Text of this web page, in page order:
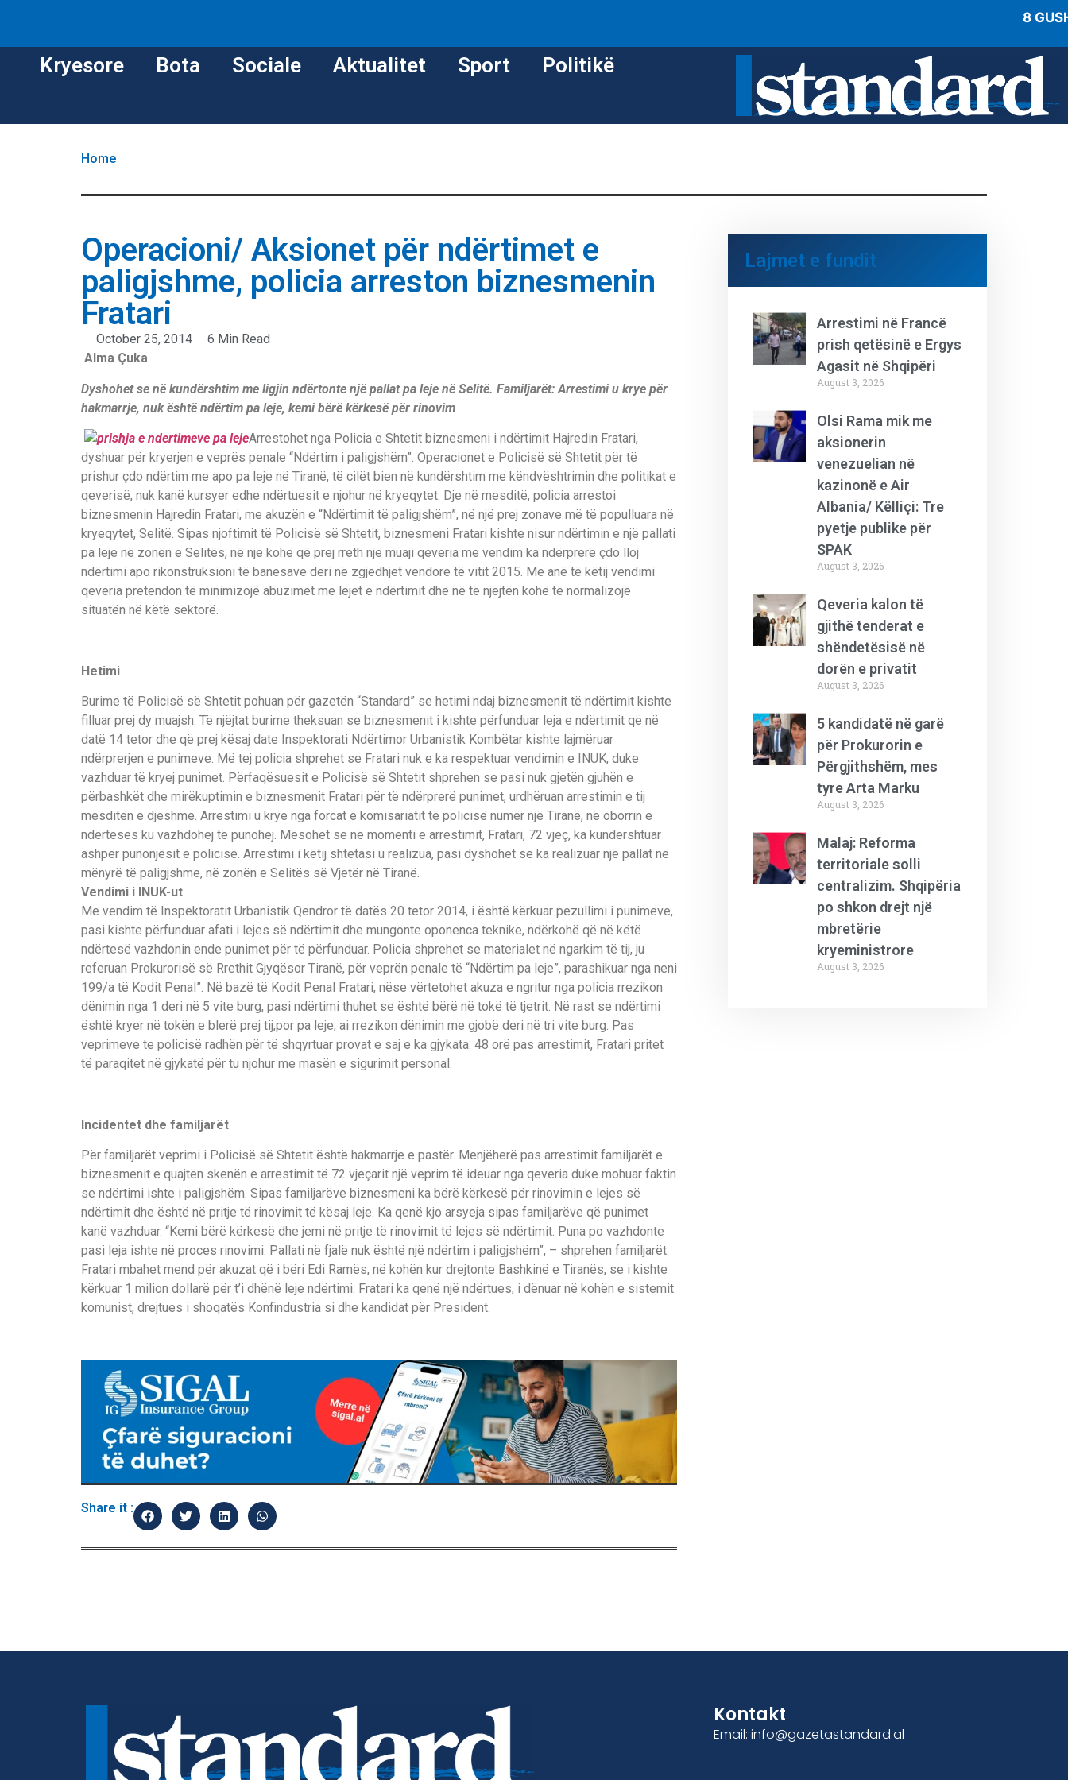
8
Kryesore Bota Sociale Aktualitet Sport Politikë
Home
Operacioni/ Aksionet për ndërtimet e
paligjshme, policia arreston biznesmenin
Fratari
October 25, 2014
6 Min Read
Alma Çuka
Dyshohet se në kundërshtim me ligjin ndërtonte një pallat pa leje në Selitë. Familjarët: Arrestimi u krye për
hakmarrje, nuk është ndërtim pa leje, kemi bërë kërkesë për rinovim
Arrestohet nga Policia e Shtetit biznesmeni i ndërtimit Hajredin Fratari,
dyshuar për kryerjen e veprës penale “Ndërtim i paligjshëm”. Operacionet e Policisë së Shtetit për të
prishur çdo ndërtim me apo pa leje në Tiranë, të cilët bien në kundërshtim me këndvështrimin dhe politikat e
qeverisë, nuk kanë kursyer edhe ndërtuesit e njohur në kryeqytet. Dje në mesditë, policia arrestoi
biznesmenin Hajredin Fratari, me akuzën e “Ndërtimit të paligjshëm”, në një prej zonave më të populluara në
kryeqytet, Selitë. Sipas njoftimit të Policisë së Shtetit, biznesmeni Fratari kishte nisur ndërtimin e një pallati
pa leje në zonën e Selitës, në një kohë që prej rreth një muaji qeveria me vendim ka ndërprerë çdo lloj
ndërtimi apo rikonstruksioni të banesave deri në zgjedhjet vendore të vitit 2015. Me anë të këtij vendimi
qeveria pretendon të minimizojë abuzimet me lejet e ndërtimit dhe në të njëjtën kohë të normalizojë
situatën në këtë sektorë.
Hetimi
Burime të Policisë së Shtetit pohuan për gazetën “Standard” se hetimi ndaj biznesmenit të ndërtimit kishte
filluar prej dy muajsh. Të njëjtat burime theksuan se biznesmenit i kishte përfunduar leja e ndërtimit që në
datë 14 tetor dhe që prej kësaj date Inspektorati Ndërtimor Urbanistik Kombëtar kishte lajmëruar
ndërprerjen e punimeve. Më tej policia shprehet se Fratari nuk e ka respektuar vendimin e INUK, duke
vazhduar të kryej punimet. Përfaqësuesit e Policisë së Shtetit shprehen se pasi nuk gjetën gjuhën e
përbashkët dhe mirëkuptimin e biznesmenit Fratari për të ndërprerë punimet, urdhëruan arrestimin e tij
mesditën e djeshme. Arrestimi u krye nga forcat e komisariatit të policisë numër një Tiranë, në oborrin e
ndërtesës ku vazhdohej të punohej. Mësohet se në momenti e arrestimit, Fratari, 72 vjeç, ka kundërshtuar
ashpër punonjësit e policisë. Arrestimi i këtij shtetasi u realizua, pasi dyshohet se ka realizuar një pallat në
mënyrë të paligjshme, në zonën e Selitës së Vjetër në Tiranë.
Vendimi i INUK-ut
Me vendim të Inspektoratit Urbanistik Qendror të datës 20 tetor 2014, i është kërkuar pezullimi i punimeve,
pasi kishte përfunduar afati i lejes së ndërtimit dhe mungonte oponenca teknike, ndërkohë që në këtë
ndërtesë vazhdonin ende punimet për të përfunduar. Policia shprehet se materialet në ngarkim të tij, ju
referuan Prokurorisë së Rrethit Gjyqësor Tiranë, për veprën penale të “Ndërtim pa leje”, parashikuar nga neni
199/a të Kodit Penal”. Në bazë të Kodit Penal Fratari, nëse vërtetohet akuza e ngritur nga policia rrezikon
dënimin nga 1 deri në 5 vite burg, pasi ndërtimi thuhet se është bërë në tokë të tjetrit. Në rast se ndërtimi
është kryer në tokën e blerë prej tij,por pa leje, ai rrezikon dënimin me gjobë deri në tri vite burg. Pas
veprimeve te policisë radhën për të shqyrtuar provat e saj e ka gjykata. 48 orë pas arrestimit, Fratari pritet
të paraqitet në gjykatë për tu njohur me masën e sigurimit personal.
Incidentet dhe familjarët
Për familjarët veprimi i Policisë së Shtetit është hakmarrje e pastër. Menjëherë pas arrestimit familjarët e
biznesmenit e quajtën skenën e arrestimit të 72 vjeçarit një veprim të ideuar nga qeveria duke mohuar faktin
se ndërtimi ishte i paligjshëm. Sipas familjarëve biznesmeni ka bërë kërkesë për rinovimin e lejes së
ndërtimit dhe është në pritje të rinovimit të kësaj leje. Ka qenë kjo arsyeja sipas familjarëve që punimet
kanë vazhduar. “Kemi bërë kërkesë dhe jemi në pritje të rinovimit të lejes së ndërtimit. Puna po vazhdonte
pasi leja ishte në proces rinovimi. Pallati në fjalë nuk është një ndërtim i paligjshëm”, – shprehen familjarët.
Fratari mbahet mend për akuzat që i bëri Edi Ramës, në kohën kur drejtonte Bashkinë e Tiranës, se i kishte
kërkuar 1 milion dollarë për t’i dhënë leje ndërtimi. Fratari ka qenë një ndërtues, i dënuar në kohën e sistemit
komunist, drejtues i shoqatës Konfindustria si dhe kandidat për President.
Share it :
Lajmet e fundit
Arrestimi në Francë
prish qetësinë e Ergys
Agasit në Shqipëri
August 3, 2026
Olsi Rama mik me
aksionerin
venezuelian në
kazinonë e Air
Albania/ Këlliçi: Tre
pyetje publike për
SPAK
August 3, 2026
Qeveria kalon të
gjithë tenderat e
shëndetësisë në
dorën e privatit
August 3, 2026
5 kandidatë në garë
për Prokurorin e
Përgjithshëm, mes
tyre Arta Marku
August 3, 2026
Malaj: Reforma
territoriale solli
centralizim. Shqipëria
po shkon drejt një
mbretërie
kryeministrore
August 3, 2026
Kontakt
Email: info@gazetastandard.al